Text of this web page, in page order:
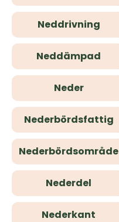
Neddrivning
Neddämpad
Neder
Nederbördsfattig
Nederbördsområde
Nederdel
Nederkant